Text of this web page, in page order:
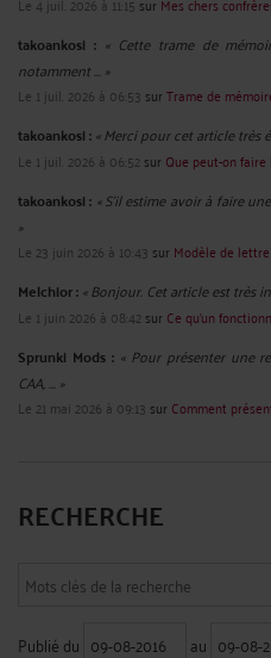
takoankosi : « Cette trame de
notamment ... »
Le 1 juil. 2026 à 06:53 surTrame de
takoankosi :« Merci pour cet article très
Le 1 juil. 2026 à 06:52sur Que peut-on faire
takoankosi : « S’il estime avoir à faire
»
Le 23 juin 2026 à 10:43 sur Modèle de
Melchior :« Bonjour. Cet article est très
Le 1 juin 2026 à 08:42sur Ce qu’un
Sprunki Mods : « Pour présenter une
CAA, ... »
Le 21 mai 2026 à 09:13 sur Comment
RECHERCHE
Publié du au